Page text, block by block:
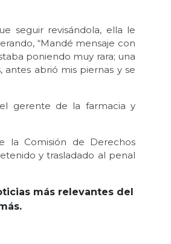
seguir revisándola, ella le
“Mandé mensaje con
poniendo muy rara; una
abrió mis piernas y se
gerente de la farmacia y
la Comisión de Derechos
y trasladado al penal
más relevantes del